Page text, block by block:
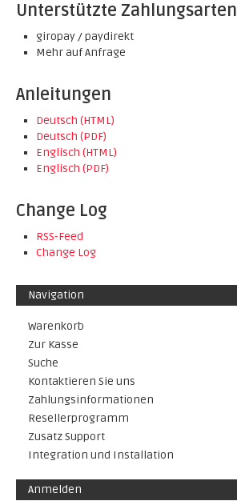
Unterstützte Zahlungsarten
giropay / paydirekt
Mehr auf Anfrage
Anleitungen
Deutsch (HTML)
Deutsch (PDF)
Englisch (HTML)
Englisch (PDF)
Change Log
RSS-Feed
Change Log
Navigation
Warenkorb
Zur Kasse
Suche
Kontaktieren Sie uns
Zahlungsinformationen
Resellerprogramm
Zusatz Support
Integration und Installation
Anmelden